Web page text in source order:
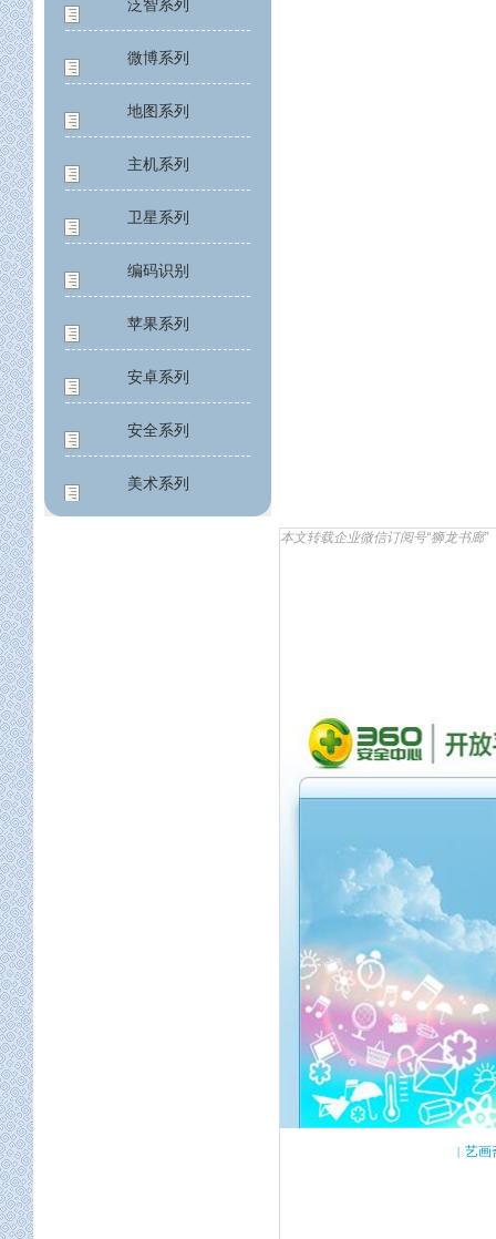
泛智系列
微博系列
地图系列
主机系列
卫星系列
编码识别
苹果系列
安卓系列
安全系列
美术系列
本文转载企业微信订阅号“狮龙书廊”
| 艺画